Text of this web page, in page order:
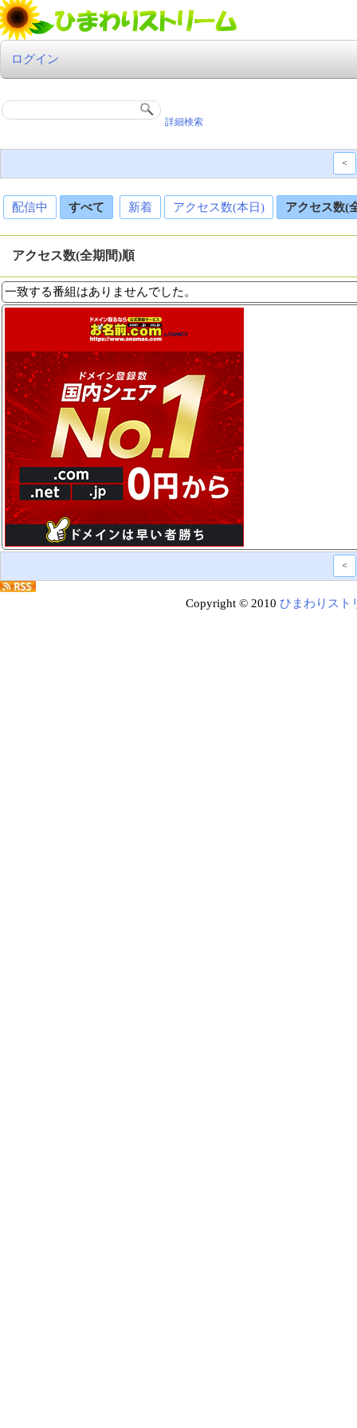
ログイン
詳細検索
<
配信中 すべて 新着 アクセス数(本日) アクセス数(
アクセス数(全期間)順
一致する番組はありませんでした。
<
Copyright © 2010 ひまわりスト